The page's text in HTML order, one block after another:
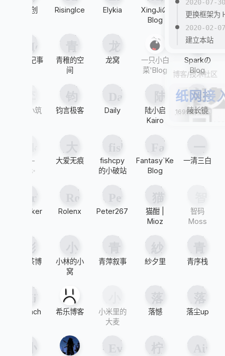
AI悦创 RisingIce Elykia
XingJiの
Blog
Imz's
Blog
Mo的记事
青稚的空
间
龙窝
一只小白
菜'Blog
Sparkの
Blog
弈鸣小筑 钧言极客 Daily
陆小启
Kairo
陵长镜
Sky-
cat✨
大爱无痕
fishcpy
的小破站
Fantasy`Ke
Blog
一清三白
FrWalker Rolenx Peter267
猫酣 |
Mioz
智码
Moss
彬红茶博
小林的小
窝
青萍叙事 紗夕里 青序栈
HiPeach 希乐博客
小米里的
大麦
落憾 落尘up
2020-07-30
更换框架为
2020-02-07
建立本站
博客/技术社区
纸网接
169994096